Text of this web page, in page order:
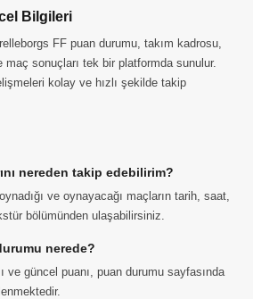
Bilgileri
FF puan durumu, takım kadrosu,
maç sonuçları tek bir platformda sunulur.
kolay ve hızlı şekilde takip
nereden takip edebilirim?
ve oynayacağı maçların tarih, saat,
bölümünden ulaşabilirsiniz.
nerede?
ve güncel puanı, puan durumu sayfasında